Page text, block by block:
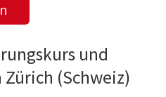
und
(Schweiz)